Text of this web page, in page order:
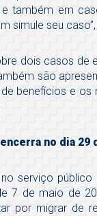
também em
simule seu
dois casos de
são
benefícios e
no dia 29
serviço
7 de maio de
por migrar de